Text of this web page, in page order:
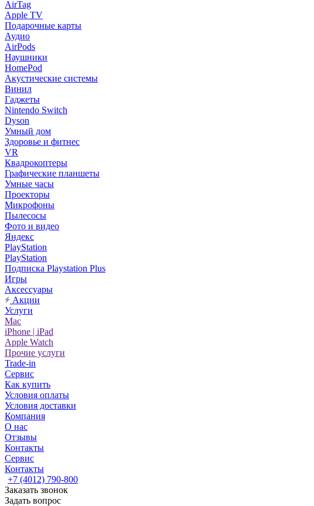
AirTag
Apple TV
Подарочные карты
Аудио
AirPods
Наушники
HomePod
Акустические системы
Винил
Гаджеты
Nintendo Switch
Dyson
Умный дом
Здоровье и фитнес
VR
Квадрокоптеры
Графические планшеты
Умные часы
Проекторы
Микрофоны
Пылесосы
Фото и видео
Яндекс
PlayStation
PlayStation
Подписка Playstation Plus
Игры
Аксессуары
Акции
Услуги
Mac
iPhone | iPad
Apple Watch
Прочие услуги
Trade-in
Сервис
Как купить
Условия оплаты
Условия доставки
Компания
О нас
Отзывы
Контакты
Сервис
Контакты
+7 (4012) 790-800
Заказать звонок
Задать вопрос